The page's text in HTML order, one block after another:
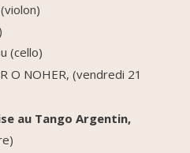
(cello)
O NOHER, (vendredi 21
au Tango Argentin,